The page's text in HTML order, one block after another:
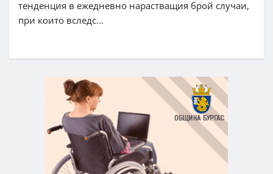
тенденция в ежедневно нарастващия брой случаи,
при които вследс...